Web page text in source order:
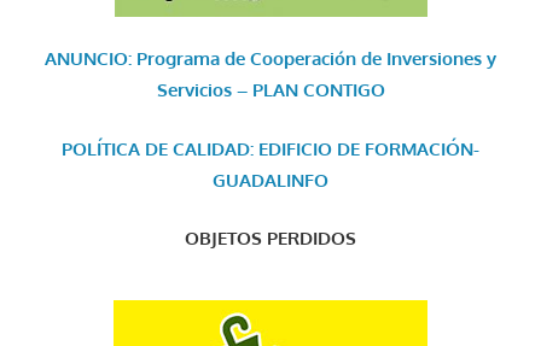
ANUNCIO: Programa de Cooperación de Inversiones y
Servicios – PLAN CONTIGO
POLÍTICA DE CALIDAD: EDIFICIO DE FORMACIÓN-
GUADALINFO
OBJETOS PERDIDOS